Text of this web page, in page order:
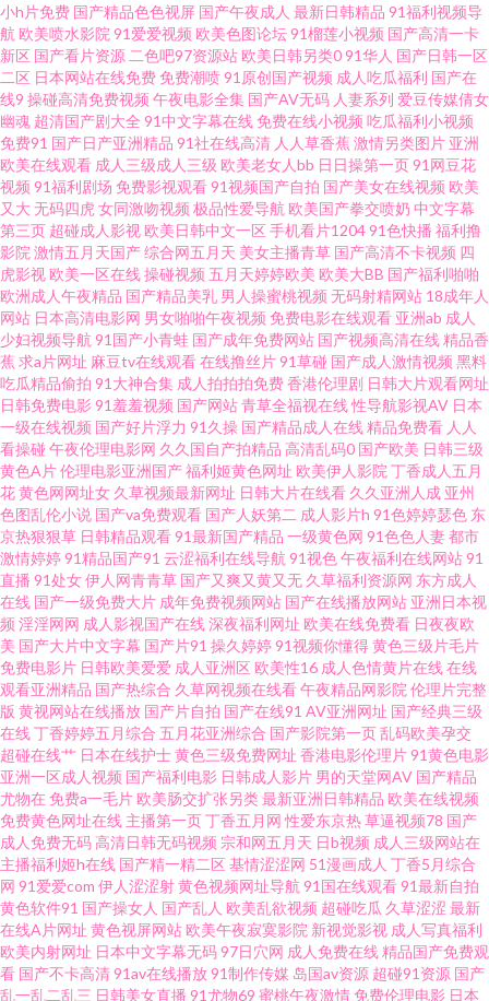
A片不卡区 黑料AV国产在线 男人天堂啪啪啪 日韩旡套 香蕉视频 51黑科福利
社 91网页免费在线观看 日韩成人无码久久精品 微拍福利888 九九热在线观精
品视频 人妻丝袜二区 欧美不卡123 91足交视频在线观看 海角av勾搭在线 蜜
桃成人免费网站 日本伦理在线观看 婷婷四色 影音先锋性爱aV 九久综艺香蕉
欧美性黄色日韩性 丝瓜肏肏 91av丝袜喷水 91熟女视频网站 波多野吉依无码
国产免费在线色 久久七七更新 深夜释放 在线播放的AV网站 91免费网站在线
观看大全 阿v网站 精品亚洲无码一区二区 日韩123视频 性生活剧场 91福利不
卡 91素人网 国产性在线 欧美亚洲春色 中日韩传媒一区 91美女爆插福利 国产
精品成 男人天堂第一页 视频网址大全 69超碰久草牛牛人人 91人人妻人人干
av在线掏空 国产日韩欧美性爱 乱伦天堂 日韩亚洲欧美综合在线 91社免费入
口 不卡的a在线 久久午夜成人网 日韩成人黄色网址 亚洲福利一区色午夜 91福
利视频导 91主播共享福利 东方av天堂 老司机午夜福利电影网 少妇内射一区
二区 在线观看淫藏漫阁入口 91网站下载 成人性爱伊人影院 精品福利一区二
区 日韩不卡在线乱码人妻 影音先锋日干夜干資源 91热自拍视频 www97超碰
人人干 国产伊是大成人 欧美成人H版在线视频 伪娘69一区二区 91pron电影
91影音 国产精品精品自在线拍 欧美成人在线TV性爱 偷拍国厂 麻豆四虎 五月
丁香国产在线网站 91传媒新数字化 91小巨 丁香五月官网 蜜桃8848tv豆花 亚
洲成人色网 91黑人 99热热99草草 黄色91视频怎么下载 欧美亚一二三 午夜成
小h片免费 国产精品色色视屏 国产午夜成人 最新日韩精品 91福利视频导
航 欧美喷水影院 91爱爱视频 欧美色图论坛91榴莲小视频 国产高清一卡
新区 国产看片资源 二色吧97资源站 欧美日韩另类091华人 国产日韩一区
二区 日本网站在线免费 免费潮喷91原创国产视频 成人吃瓜福利 国产在
线9 操碰高清免费视频 午夜电影全集 国产AV无码 人妻系列 爱豆传媒倩女
幽魂 超清国产剧大全 91中文字幕在线 免费在线小视频 吃瓜福利小视频
免费91 国产日产亚洲精品 91社在线高清 人人草香蕉 激情另类图片 亚洲
欧美在线观看 成人三级成人三级 欧美老女人bb 日日操第一页91网豆花
视频 91福利剧场 免费影视观看91视频国产自拍 国产美女在线视频 欧美
又大 无码四虎 女同激吻视频 极品性爱导航 欧美国产拳交喷奶 中文字幕
第三页 超碰成人影视 欧美日韩中文一区 手机看片120491色快播 福利撸
影院 激情五月天国产综合网五月天 美女主播青草 国产高清不卡视频 四
虎影视 欧美一区在线操碰视频 五月天婷婷欧美 欧美大BB 国产福利啪啪
欧洲成人午夜精品 国产精品美乳 男人操蜜桃视频 无码射精网站 18成年人
网站 日本高清电影网 男女啪啪午夜视频 免费电影在线观看 亚洲ab 成人
少妇视频导航 91国产小青蛙 国产成年免费网站 国产视频高清在线精品香
蕉 求a片网址 麻豆tv在线观看在线撸丝片91草碰 国产成人激情视频 黑料
吃瓜精品偷拍 91大神合集 成人拍拍拍免费香港伦理剧 日韩大片观看网址
日韩免费电影 91羞羞视频 国产网站青草全福视在线性导航影视AV 日本
一级在线视频 国产好片浮力 91久操 国产精品成人在线精品免费看 人人
看操碰 午夜伦理电影网 久久国自产拍精品 高清乱码0 国产欧美 日韩三级
黄色A片伦理电影亚洲国产福利姬黄色网址 欧美伊人影院 丁香成人五月
花黄色网网址女 久草视频最新网址 日韩大片在线看 久久亚洲人成 亚州
色图乱伦小说 国产va免费观看 国产人妖第二 成人影片h 91色婷婷瑟色 东
京热狠狠草 日韩精品观看91最新国产精品 一级黄色网 91色色人妻都市
激情婷婷91精品国产91 云涩福利在线导航 91视色午夜福利在线网站91
直播 91处女伊人网青青草 国产又爽又黄又无 久草福利资源网 东方成人
在线 国产一级免费大片 成年免费视频网站 国产在线播放网站 亚洲日本视
频 淫淫网网 成人影视国产在线深夜福利网址 欧美在线免费看 日夜夜欧
美 国产大片中文字幕 国产片91 操久婷婷91视频你懂得黄色三级片毛片
免费电影片 日韩欧美爱爱 成人亚洲区 欧美性16 成人色情黄片在线在线
观看亚洲精品 国产热综合 久草网视频在线看午夜精品网影院 伦理片完整
版 黄视网站在线播放 国产片自拍 国产在线91 AV亚洲网址 国产经典三级
在线丁香婷婷五月综合 五月花亚洲综合 国产影院第一页乱码欧美孕交
超碰在线艹 日本在线护士黄色三级免费网址 香港电影伦理片91黄色电影
亚洲一区成人视频 国产福利电影 日韩成人影片 男的天堂网AV 国产精品
尤物在 免费a一毛片 欧美肠交扩张另类最新亚洲日韩精品 欧美在线视频
免费黄色网址在线 主播第一页丁香五月网 性爱东京热草逼视频78 国产
成人免费无码高清日韩无码视频 宗和网五月天 日b视频 成人三级网站在
主播福利姬h在线 国产精一精二区 基情涩涩网 51漫画成人 丁香5月综合
网 91爱爱com 伊人涩涩射黄色视频网址导航 91国在线观看91最新自拍
黄色软件91 国产操女人 国产乱人 欧美乱欲视频 超碰吃瓜 久草涩涩 最新
在线A片网址 黄色视屏网站 欧美午夜寂寞影院 新视觉影视 成人写真福利
欧美内射网址 日本中文字幕无码97日穴网 成人免费在线精品国产免费观
看 国产不卡高清91av在线播放91制作传媒 岛国av资源 超碰91资源 国产
乱一乱二乱三 日韩美女直播 91尤物69 蜜桃午夜激情 免费伦理电影 日本